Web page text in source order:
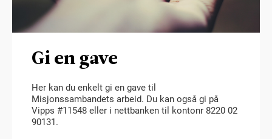
Gi en gave
Her kan du enkelt gi en gave til
Misjonssambandets arbeid. Du kan også gi på
Vipps #11548 eller i nettbanken til kontonr 8220 02
90131.